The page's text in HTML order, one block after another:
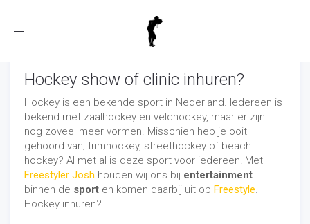
Toggle
Hockey show of clinic inhuren?
Hockey is een bekende sport in Nederland. Iedereen is
bekend met zaalhockey en veldhockey, maar er zijn
nog zoveel meer vormen. Misschien heb je ooit
gehoord van; trimhockey, streethockey of beach
hockey? Al met al is deze sport voor iedereen! Met
Freestyler Josh houden wij ons bij entertainment
binnen de sport en komen daarbij uit op Freestyle.
Hockey inhuren?